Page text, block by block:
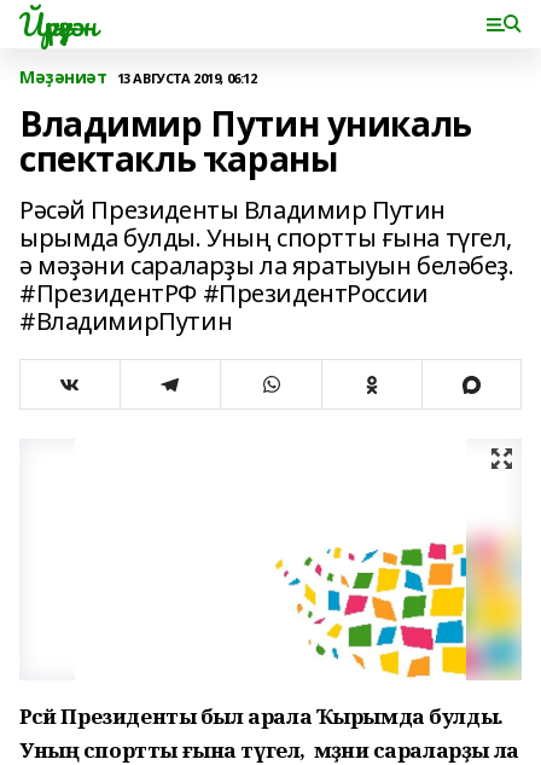
Йүрүҙән
Мәҙәниәт 13 АВГУСТА 2019, 06:12
Владимир Путин уникаль
спектакль ҡараны
Рәсәй Президенты Владимир Путин
ырымда булды. Уның спортты ғына түгел,
ә мәҙәни сараларҙы ла яратыуын беләбеҙ.
#ПрезидентРФ #ПрезидентРоссии
#ВладимирПутин
Рәсәй Президенты был арала Ҡырымда булды.
Уның спортты ғына түгел, ә мәҙәни сараларҙы ла